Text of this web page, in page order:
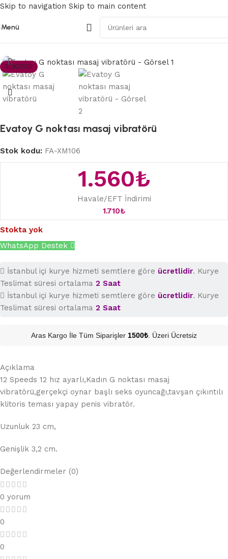
Skip to navigation Skip to main content
Menü
Modern Vibratörler
TÜKENDI
Evatoy G noktası masaj vibratörü
Stok kodu: FA-XM106
1.560₺
Havale/EFT İndirimi
1.710₺
Stokta yok
WhatsApp Destek
İstanbul içi kurye hizmeti semtlere göre ücretlidir. Kurye
Teslimat süresi ortalama 2 Saat
İstanbul içi kurye hizmeti semtlere göre ücretlidir. Kurye
Teslimat süresi ortalama 2 Saat
Aras Kargo İle Tüm Siparişler 1500₺. Üzeri Ücretsiz
Açıklama
12 Speeds 12 hız ayarlı,Kadın G noktası masaj
vibratörü,gerçekçi oynar başlı seks oyuncağı,tavşan çıkıntılı
klitoris teması yapay penis vibratör.
Uzunluk 23 cm,
Genişlik 3,2 cm.
Değerlendirmeler (0)
0 yorum
0
0